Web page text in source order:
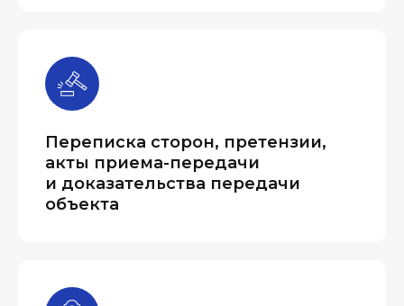
Переписка сторон, претензии,
акты приема-передачи
и доказательства передачи
объекта